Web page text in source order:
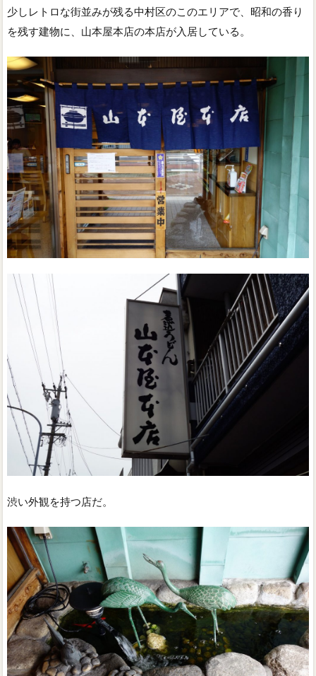
少しレトロな街並みが残る中村区のこのエリアで、昭和の香り
を残す建物に、山本屋本店の本店が入居している。
渋い外観を持つ店だ。